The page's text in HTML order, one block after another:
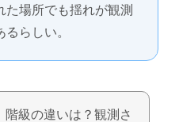
た場所でも揺れが観測
らしい。
級の違いは？観測さ